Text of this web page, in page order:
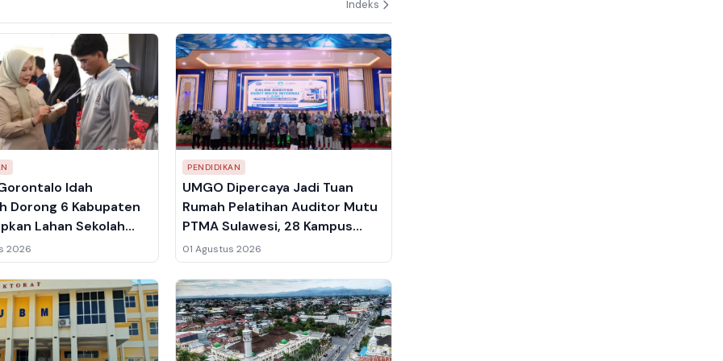
Indeks
Idah
Dorong 6 Kabupaten
Lahan Sekolah
Jadi
2026
PENDIDIKAN
UMGO Dipercaya Jadi Tuan
Rumah Pelatihan Auditor Mutu
PTMA Sulawesi, 28 Kampus
Targetkan Predikat Unggul
01 Agustus 2026